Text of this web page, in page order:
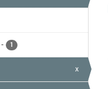
- 1
x